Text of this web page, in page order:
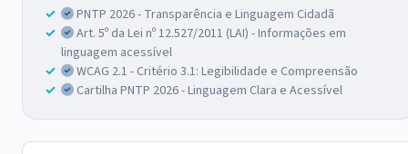
PNTP 2026 - Transparência e Linguagem Cidadã
Art. 5º da Lei nº 12.527/2011 (LAI) - Informações em
linguagem acessível
WCAG 2.1 - Critério 3.1: Legibilidade e Compreensão
Cartilha PNTP 2026 - Linguagem Clara e Acessível